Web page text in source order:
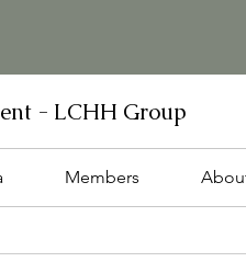
- LCHH Group
Members